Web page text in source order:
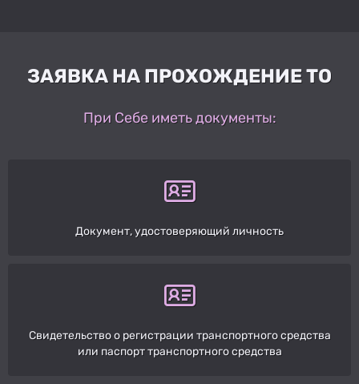
ЗАЯВКА НА ПРОХОЖДЕНИЕ ТО
При Себе иметь документы:
Документ, удостоверяющий личность
Свидетельство о регистрации транспортного средства
или паспорт транспортного средства